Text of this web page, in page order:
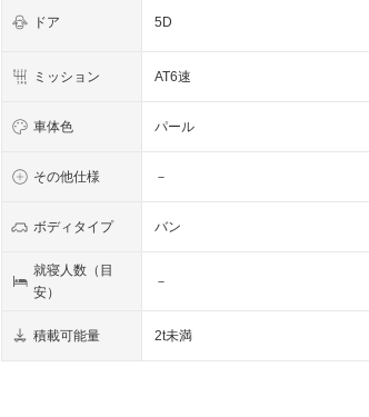
ドア 5D
ミッション AT6速
車体色 パール
その他仕様 －
ボディタイプ バン
就寝人数（目
安）
－
積載可能量 2t未満